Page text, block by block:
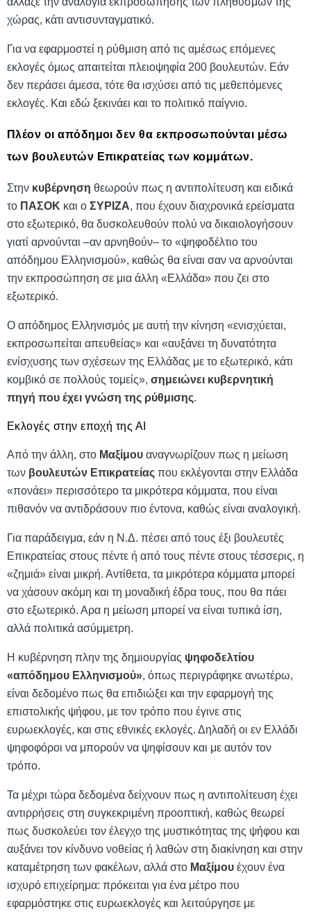
χώρας, κάτι αντισυνταγματικό.
Για να εφαρμοστεί η ρύθμιση από τις αμέσως επόμενες
εκλογές όμως απαιτείται πλειοψηφία 200 βουλευτών. Εάν
δεν περάσει άμεσα, τότε θα ισχύσει από τις μεθεπόμενες
εκλογές. Και εδώ ξεκινάει και το πολιτικό παίγνιο.
Πλέον οι απόδημοι δεν θα εκπροσωπούνται μέσω
των βουλευτών Επικρατείας των κομμάτων.
Στην κυβέρνηση θεωρούν πως η αντιπολίτευση και ειδικά
το ΠΑΣΟΚ και ο ΣΥΡΙΖΑ, που έχουν διαχρονικά ερείσματα
στο εξωτερικό, θα δυσκολευθούν πολύ να δικαιολογήσουν
γιατί αρνούνται –αν αρνηθούν– το «ψηφοδέλτιο του
απόδημου Ελληνισμού», καθώς θα είναι σαν να αρνούνται
την εκπροσώπηση σε μια άλλη «Ελλάδα» που ζει στο
εξωτερικό.
Ο απόδημος Ελληνισμός με αυτή την κίνηση «ενισχύεται,
εκπροσωπείται απευθείας» και «αυξάνει τη δυνατότητα
ενίσχυσης των σχέσεων της Ελλάδας με το εξωτερικό, κάτι
κομβικό σε πολλούς τομείς», σημειώνει κυβερνητική
πηγή που έχει γνώση της ρύθμισης.
Εκλογές στην εποχή της ΑΙ
Από την άλλη, στο Μαξίμου αναγνωρίζουν πως η μείωση
των βουλευτών Επικρατείας που εκλέγονται στην Ελλάδα
«πονάει» περισσότερο τα μικρότερα κόμματα, που είναι
πιθανόν να αντιδράσουν πιο έντονα, καθώς είναι αναλογική.
Για παράδειγμα, εάν η Ν.Δ. πέσει από τους έξι βουλευτές
Επικρατείας στους πέντε ή από τους πέντε στους τέσσερις, η
«ζημιά» είναι μικρή. Αντίθετα, τα μικρότερα κόμματα μπορεί
να χάσουν ακόμη και τη μοναδική έδρα τους, που θα πάει
στο εξωτερικό. Αρα η μείωση μπορεί να είναι τυπικά ίση,
αλλά πολιτικά ασύμμετρη.
Η κυβέρνηση πλην της δημιουργίας ψηφοδελτίου
«απόδημου Ελληνισμού», όπως περιγράφηκε ανωτέρω,
είναι δεδομένο πως θα επιδιώξει και την εφαρμογή της
επιστολικής ψήφου, με τον τρόπο που έγινε στις
ευρωεκλογές, και στις εθνικές εκλογές. Δηλαδή οι εν Ελλάδι
ψηφοφόροι να μπορούν να ψηφίσουν και με αυτόν τον
τρόπο.
Τα μέχρι τώρα δεδομένα δείχνουν πως η αντιπολίτευση έχει
αντιρρήσεις στη συγκεκριμένη προοπτική, καθώς θεωρεί
πως δυσκολεύει τον έλεγχο της μυστικότητας της ψήφου και
αυξάνει τον κίνδυνο νοθείας ή λαθών στη διακίνηση και στην
καταμέτρηση των φακέλων, αλλά στο Μαξίμου έχουν ένα
ισχυρό επιχείρημα: πρόκειται για ένα μέτρο που
εφαρμόστηκε στις ευρωεκλογές και λειτούργησε με